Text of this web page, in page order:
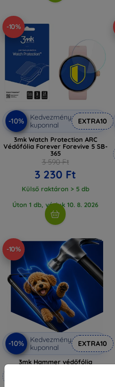
-10%
-10%
Kedvezmény
kuponnal
EXTRA10
3mk Watch Protection ARC
Védőfólia Forever Forevive 5 SB-
365
3 590 Ft
3 230 Ft
Külső raktáron > 5 db
Úton 1 db, várjuk 10. 8. 2026
-10%
-10%
Kedvezmény
kuponnal
EXTRA10
3mk Hammer védőfólia